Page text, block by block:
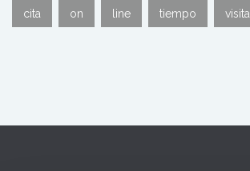
cita on line tiempo visita